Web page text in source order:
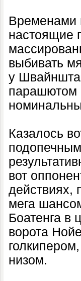
Временами
настоящие
выбивать
у
парашютом
Казалось
вот
действиях,
мега
Боатенга в
ворота
низом.